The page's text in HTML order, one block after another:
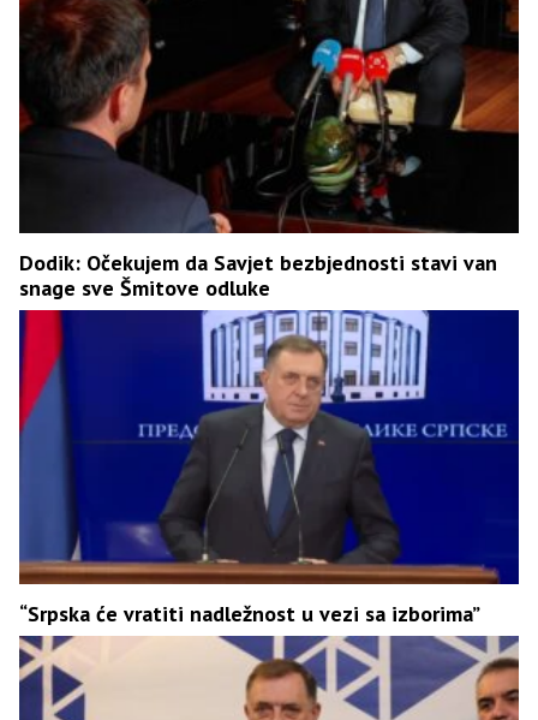
Dodik: Očekujem da Savjet bezbjednosti stavi van
snage sve Šmitove odluke
“Srpska će vratiti nadležnost u vezi sa izborima”